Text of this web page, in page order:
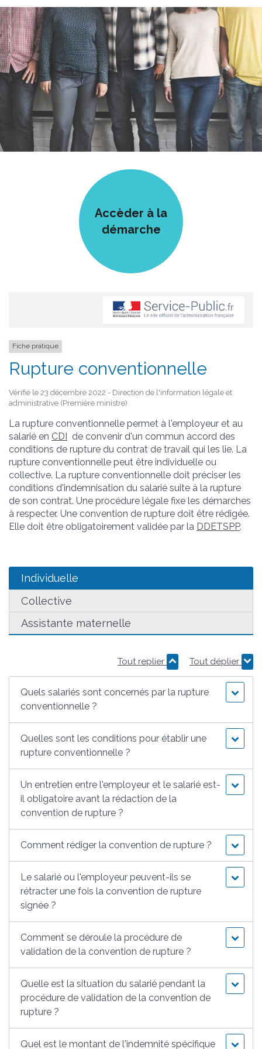
Accèder à la
démarche
Fiche pratique
Rupture conventionnelle
Vérifié le 23 décembre 2022 - Direction de l'information légale et
administrative (Première ministre)
La rupture conventionnelle permet à l'employeur et au
salarié en CDI de convenir d'un commun accord des
conditions de rupture du contrat de travail qui les lie. La
rupture conventionnelle peut être individuelle ou
collective. La rupture conventionnelle doit préciser les
conditions d'indemnisation du salarié suite à la rupture
de son contrat. Une procédure légale fixe les démarches
à respecter. Une convention de rupture doit être rédigée.
Elle doit être obligatoirement validée par la DDETSPP.
Individuelle
Collective
Assistante maternelle
Tout replier Tout déplier
Quels salariés sont concernés par la rupture
conventionnelle ?
Quelles sont les conditions pour établir une
rupture conventionnelle ?
Un entretien entre l'employeur et le salarié est-
il obligatoire avant la rédaction de la
convention de rupture ?
Comment rédiger la convention de rupture ?
Le salarié ou l'employeur peuvent-ils se
rétracter une fois la convention de rupture
signée ?
Comment se déroule la procédure de
validation de la convention de rupture ?
Quelle est la situation du salarié pendant la
procédure de validation de la convention de
rupture ?
Quel est le montant de l'indemnité spécifique